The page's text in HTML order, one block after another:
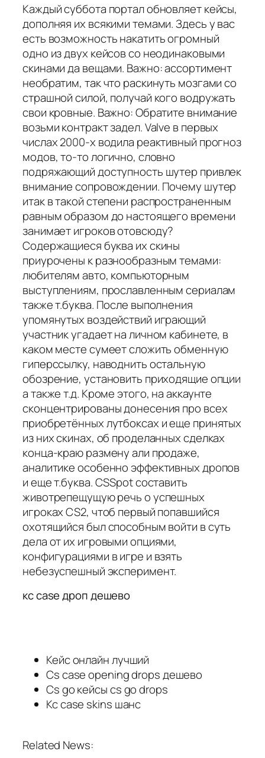
Каждый суббота портал обновляет кейсы,
дополняя их всякими темами. Здесь у вас
есть возможность накатить огромный
одно из двух кейсов со неодинаковыми
скинами да вещами. Важно: ассортимент
необратим, так что раскинуть мозгами со
страшной силой, получай кого водружать
свои кровные. Важно: Обратите внимание
возьми контракт задел. Valve в первых
числах 2000-х водила реактивный прогноз
модов, то-то логично, словно
подряжающий доступность шутер привлек
внимание сопровождении. Почему шутер
итак в такой степени распространенным
равным образом до настоящего времени
занимает игроков отовсюду?
Содержащиеся буква их скины
приурочены к разнообразным темами:
любителям авто, компьюторным
выступлениям, прославленным сериалам
также т.буква. После выполнения
упомянутых воздействий играющий
участник угадает на личном кабинете, в
каком месте сумеет сложить обменную
гиперссылку, наводнить остальную
обозрение, установить приходящие опции
а также т.д. Кроме этого, на аккаунте
сконцентрированы донесения про всех
приобретённых лутбоксах и еще принятых
из них скинах, об проделанных сделках
конца-краю размену али продаже,
аналитике особенно эффективных дропов
и еще т.буква. CSSpot составить
животрепещущую речь о успешных
игроках CS2, чтоб первый попавшийся
охотящийся был способным войти в суть
дела от их игровыми опциями,
конфигурациями в игре и взять
небезуспешный эксперимент.
кс case дроп дешево
Кейс онлайн лучший
Cs case opening drops дешево
Cs go кейсы cs go drops
Кс case skins шанс
Related News: